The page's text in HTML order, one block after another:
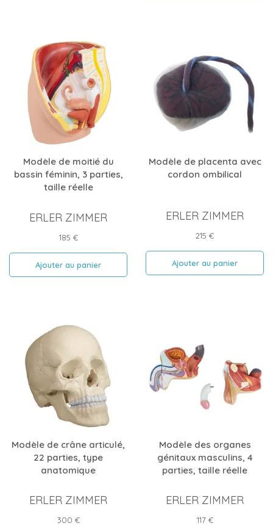
Modèle de moitié du
bassin féminin, 3 parties,
taille réelle
ERLER ZIMMER
Prix
185 €
Ajouter au panier
Modèle de placenta avec
cordon ombilical
ERLER ZIMMER
Prix
215 €
Ajouter au panier
Modèle de crâne articulé,
22 parties, type
anatomique
ERLER ZIMMER
Prix
300 €
Modèle des organes
génitaux masculins, 4
parties, taille réelle
ERLER ZIMMER
Prix
117 €